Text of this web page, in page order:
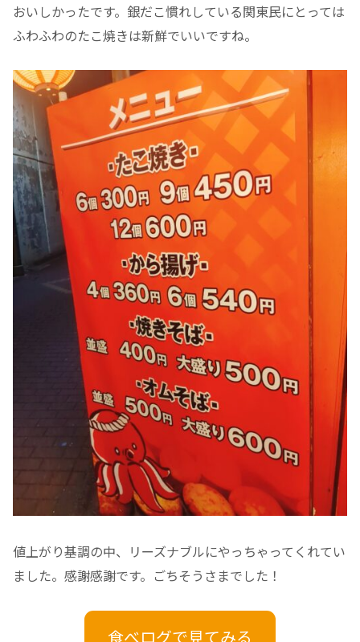
おいしかったです。銀だこ慣れしている関東民にとっては
ふわふわのたこ焼きは新鮮でいいですね。
値上がり基調の中、リーズナブルにやっちゃってくれてい
ました。感謝感謝です。ごちそうさまでした！
食べログで見てみる